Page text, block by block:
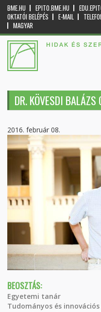
BME.HU EPITO.BME.HU
OKTATÓI BELÉPÉS
E-MAIL
MAGYAR
HIDAK ÉS
DR. KÖVESDI BALÁZS
2016. február 08.
BEOSZTÁS:
Egyetemi tanár
Tudományos és